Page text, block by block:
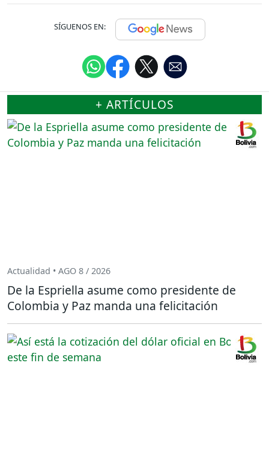
SÍGUENOS EN:
+ ARTÍCULOS
Actualidad • AGO 8 / 2026
De la Espriella asume como presidente de
Colombia y Paz manda una felicitación